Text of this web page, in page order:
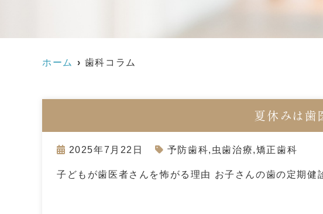
ホーム 歯科コラム
夏休みは歯
2025年7月22日 予防歯科, 虫歯治療,矯正歯科
子どもが歯医者さんを怖がる理由 お子さんの歯の定期